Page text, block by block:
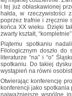
i tej już obłaskawionej
hałda, w rzeczywistości
poprzez trafnie i zręcznie
końca XX wieku. Dzięki
zwarty kształt,
Piątemu spotkaniu
Filologicznym doszło do
literaturze “na” i “o”
spotkaniu. Do takiej
wystąpień na równi
Otwierając konferencję
konferencji jako
najważniejsze wspólne